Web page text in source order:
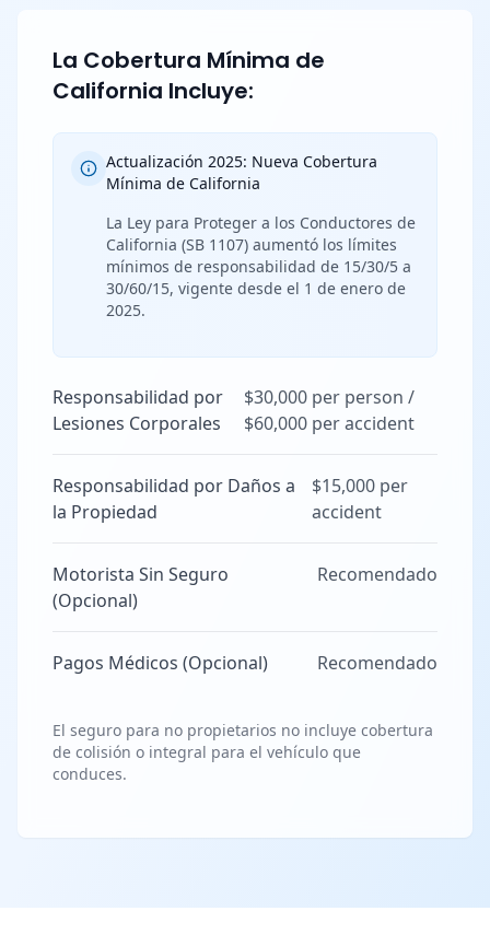
La Cobertura Mínima de
California Incluye:
Actualización 2025: Nueva Cobertura
Mínima de California
La Ley para Proteger a los Conductores de
California (SB 1107) aumentó los límites
mínimos de responsabilidad de 15/30/5 a
30/60/15, vigente desde el 1 de enero de
2025.
Responsabilidad por
Lesiones Corporales
$30,000 per person /
$60,000 per accident
Responsabilidad por Daños a
la Propiedad
$15,000 per
accident
Motorista Sin Seguro
(Opcional)
Recomendado
Pagos Médicos (Opcional) Recomendado
El seguro para no propietarios no incluye cobertura
de colisión o integral para el vehículo que
conduces.